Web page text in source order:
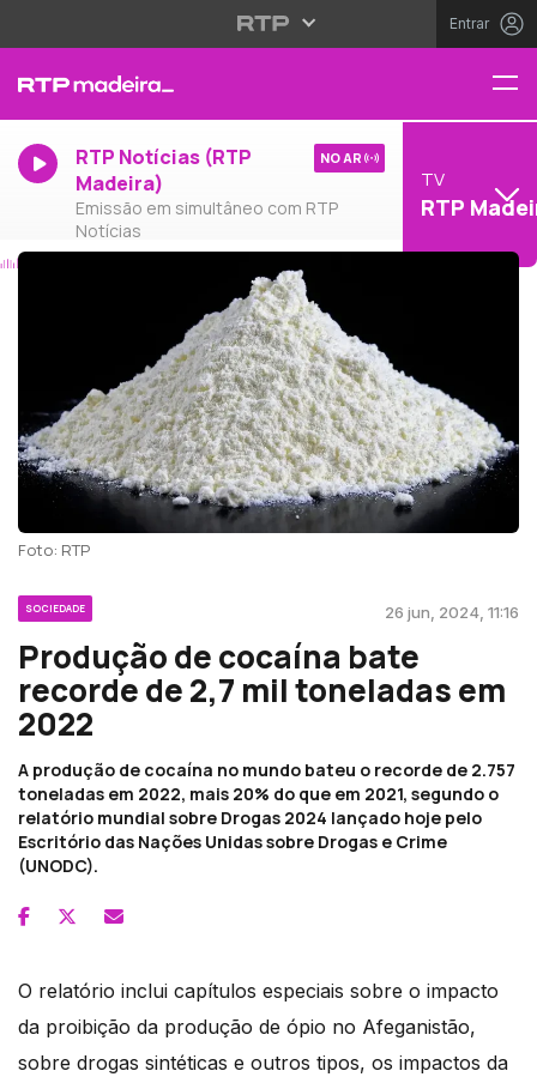
Entrar
RTP Notícias (RTP
Madeira)
Emissão em simultâneo com RTP
Notícias
NO AR
TV
RTP
Foto: RTP
SOCIEDADE 26 jun, 2024, 11:16
Produção de cocaína bate
recorde de 2,7 mil toneladas em
2022
A produção de cocaína no mundo bateu o recorde de 2.757
toneladas em 2022, mais 20% do que em 2021, segundo o
relatório mundial sobre Drogas 2024 lançado hoje pelo
Escritório das Nações Unidas sobre Drogas e Crime
(UNODC).
O relatório inclui capítulos especiais sobre o impacto
da proibição da produção de ópio no Afeganistão,
sobre drogas sintéticas e outros tipos, os impactos da